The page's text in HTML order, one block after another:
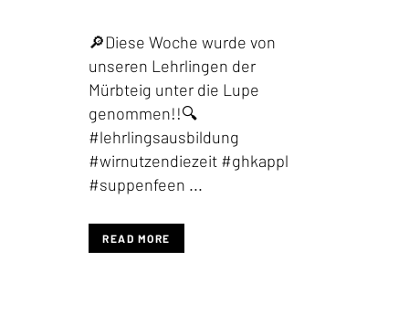
🔎Diese Woche wurde von
unseren Lehrlingen der
Mürbteig unter die Lupe
genommen!!🔍
#lehrlingsausbildung
#wirnutzendiezeit #ghkappl
#suppenfeen ...
READ MORE